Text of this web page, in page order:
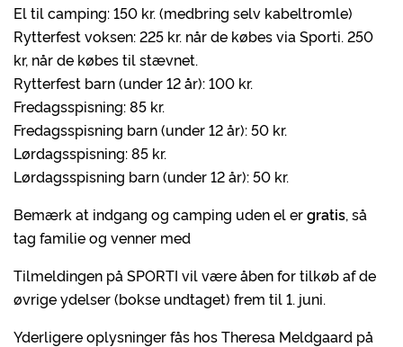
El til camping: 150 kr. (medbring selv kabeltromle)
Rytterfest voksen: 225 kr. når de købes via Sporti. 250
kr, når de købes til stævnet.
Rytterfest barn (under 12 år): 100 kr.
Fredagsspisning: 85 kr.
Fredagsspisning barn (under 12 år): 50 kr.
Lørdagsspisning: 85 kr.
Lørdagsspisning barn (under 12 år): 50 kr.
Bemærk at indgang og camping uden el ergratis, så
tag familie og venner med
Tilmeldingen på SPORTI vil være åben for tilkøb af de
øvrige ydelser (bokse undtaget) frem til 1. juni.
Yderligere oplysninger fås hos Theresa Meldgaard på